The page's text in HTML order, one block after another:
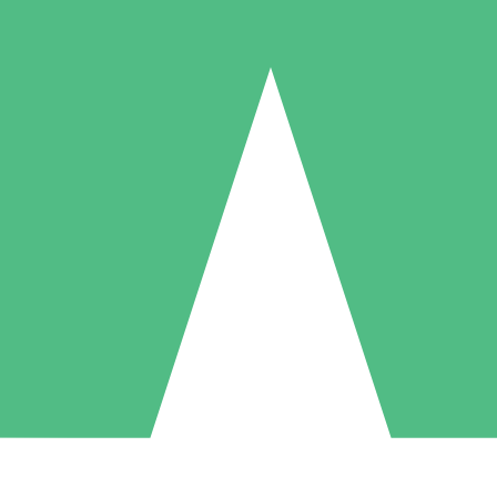
Packs de Crédits Individuels
à l'utilisation avec des crédits de téléchargement. Sans engagement
5 Téléchargements
US$